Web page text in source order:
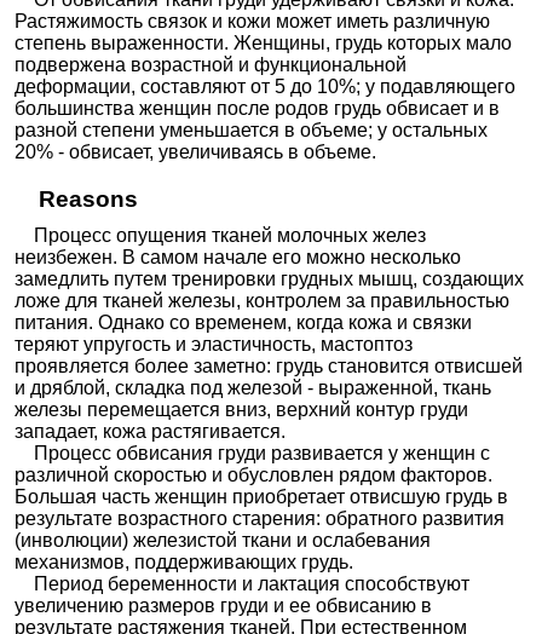
Растяжимость связок и кожи может иметь различную
степень выраженности. Женщины, грудь которых мало
подвержена возрастной и функциональной
деформации, составляют от 5 до 10%; у подавляющего
большинства женщин после родов грудь обвисает и в
разной степени уменьшается в объеме; у остальных
20% - обвисает, увеличиваясь в объеме.
Reasons
Процесс опущения тканей молочных желез
неизбежен. В самом начале его можно несколько
замедлить путем тренировки грудных мышц, создающих
ложе для тканей железы, контролем за правильностью
питания. Однако со временем, когда кожа и связки
теряют упругость и эластичность, мастоптоз
проявляется более заметно: грудь становится отвисшей
и дряблой, складка под железой - выраженной, ткань
железы перемещается вниз, верхний контур груди
западает, кожа растягивается.
Процесс обвисания груди развивается у женщин с
различной скоростью и обусловлен рядом факторов.
Большая часть женщин приобретает отвисшую грудь в
результате возрастного старения: обратного развития
(инволюции) железистой ткани и ослабевания
механизмов, поддерживающих грудь.
Период беременности и лактация способствуют
увеличению размеров груди и ее обвисанию в
результате растяжения тканей. При естественном